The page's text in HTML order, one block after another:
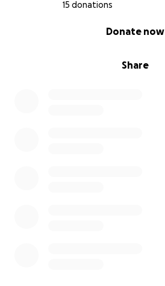
15 donations
Share
Donate now